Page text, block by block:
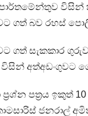
ගත් බව රහස්
ගත් සැකකාර
අත්අඩංගුවට
ප්‍රශ්න පත්‍රය ඉකුත්
ජනරාල්